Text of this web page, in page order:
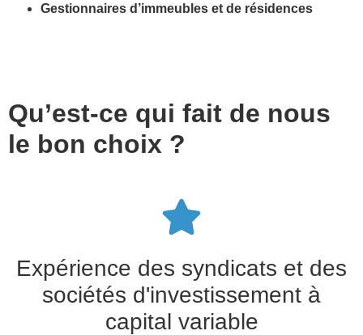
Gestionnaires d’immeubles et de résidences
Qu’est-ce qui fait de nous
le bon choix ?
Expérience des syndicats et des
sociétés d'investissement à
capital variable